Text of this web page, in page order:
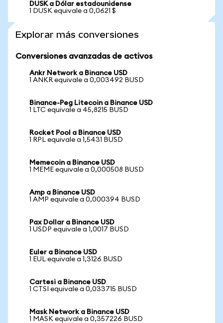
DUSK a Dólar estadounidense
1 DUSK equivale a 0,0621 $
Explorar más conversiones
Conversiones avanzadas de activos
Ankr Network a Binance USD
1 ANKR equivale a 0,003492 BUSD
Binance-Peg Litecoin a Binance USD
1 LTC equivale a 45,8215 BUSD
Rocket Pool a Binance USD
1 RPL equivale a 1,5431 BUSD
Memecoin a Binance USD
1 MEME equivale a 0,000508 BUSD
Amp a Binance USD
1 AMP equivale a 0,000394 BUSD
Pax Dollar a Binance USD
1 USDP equivale a 1,0017 BUSD
Euler a Binance USD
1 EUL equivale a 1,3126 BUSD
Cartesi a Binance USD
1 CTSI equivale a 0,033715 BUSD
Mask Network a Binance USD
1 MASK equivale a 0,357226 BUSD